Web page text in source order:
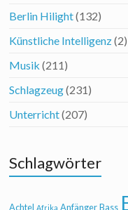
Berlin Hilight(132)
Künstliche Intelligenz(2)
Musik (211)
Schlagzeug(231)
Unterricht(207)
Schlagwörter
Achtel Afrika Anfänger Bass